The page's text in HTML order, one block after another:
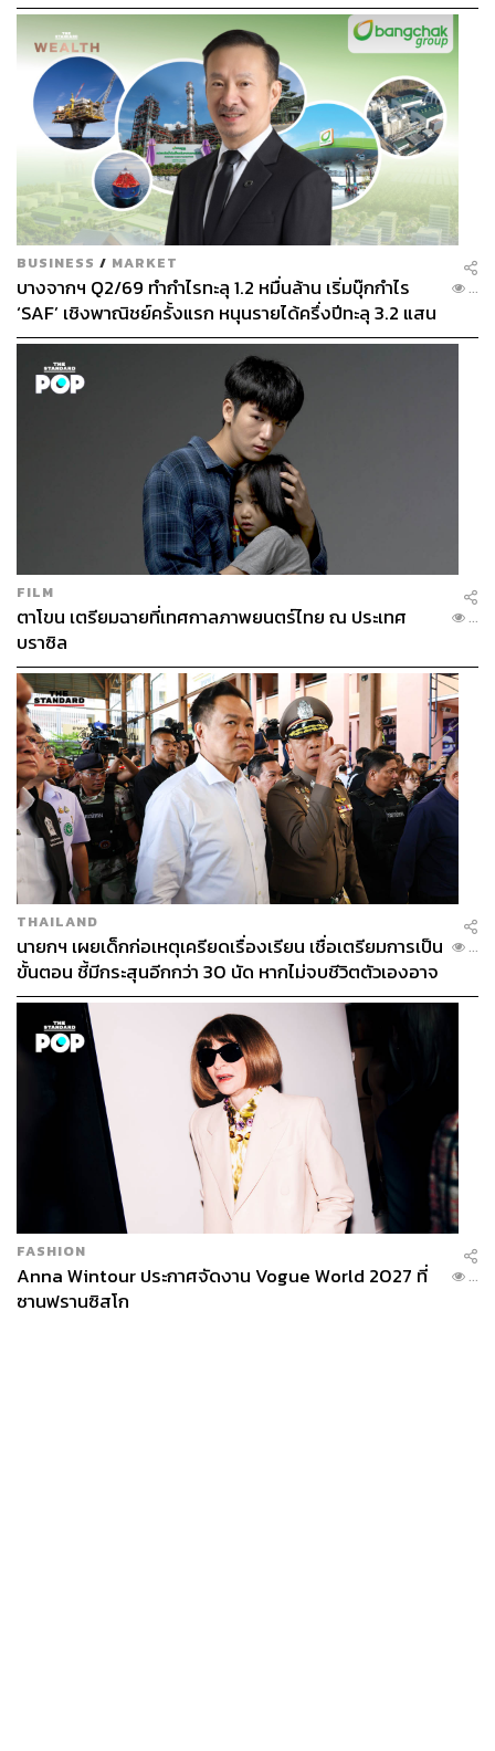
BUSINESS / MARKET
บางจากฯ Q2/69 ทำกำไรทะลุ 1.2 หมื่นล้าน เริ่มบุ๊กกำไร
‘SAF’ เชิงพาณิชย์ครั้งแรก หนุนรายได้ครึ่งปีทะลุ 3.2 แสน
ล้าน
...
FILM
ตาโขน เตรียมฉายที่เทศกาลภาพยนตร์ไทย ณ ประเทศ
บราซิล
...
THAILAND
นายกฯ เผยเด็กก่อเหตุเครียดเรื่องเรียน เชื่อเตรียมการเป็น
ขั้นตอน ชี้มีกระสุนอีกกว่า 30 นัด หากไม่จบชีวิตตัวเองอาจ
สูญเสียเพิ่ม
...
FASHION
Anna Wintour ประกาศจัดงาน Vogue World 2027 ที่
ซานฟรานซิสโก
...